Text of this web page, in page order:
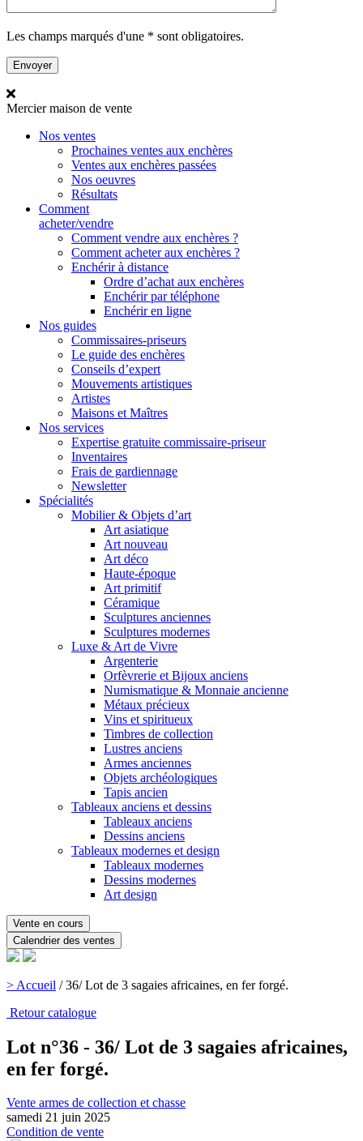
Les champs marqués d'une * sont obligatoires.
Merciermaison de vente
Nos ventes
Prochaines ventes aux enchères
Ventes aux enchères passées
Nos oeuvres
Résultats
Comment
acheter/vendre
Comment vendre aux enchères ?
Comment acheter aux enchères ?
Enchérir à distance
Ordre d’achat aux enchères
Enchérir par téléphone
Enchérir en ligne
Nos guides
Commissaires-priseurs
Le guide des enchères
Conseils d’expert
Mouvements artistiques
Artistes
Maisons et Maîtres
Nos services
Expertise gratuite commissaire-priseur
Inventaires
Frais de gardiennage
Newsletter
Spécialités
Mobilier & Objets d’art
Art asiatique
Art nouveau
Art déco
Haute-époque
Art primitif
Céramique
Sculptures anciennes
Sculptures modernes
Luxe & Art de Vivre
Argenterie
Orfèvrerie et Bijoux anciens
Numismatique & Monnaie ancienne
Métaux précieux
Vins et spiritueux
Timbres de collection
Lustres anciens
Armes anciennes
Objets archéologiques
Tapis ancien
Tableaux anciens et dessins
Tableaux anciens
Dessins anciens
Tableaux modernes et design
Tableaux modernes
Dessins modernes
Art design
Vente en cours
Calendrier des ventes
> Accueil /36/ Lot de 3 sagaies africaines, en fer forgé.
Retour catalogue
Lot n°36 - 36/ Lot de 3 sagaies africaines,
en fer forgé.
Vente armes de collection et chasse
samedi 21 juin 2025
Condition de vente